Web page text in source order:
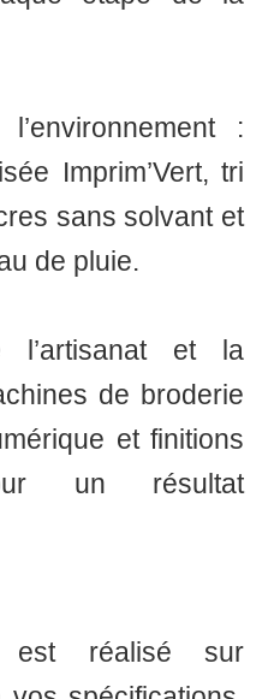
:
Imprim’Vert, tri
sans solvant et
de pluie.
l’artisanat et la
de broderie
et finitions
un résultat
est réalisé sur